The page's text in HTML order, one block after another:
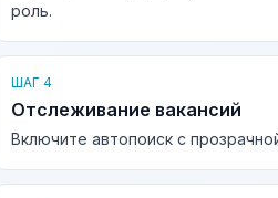
роль.
ШАГ 4
Отслеживание вакансий
Включите автопоиск с